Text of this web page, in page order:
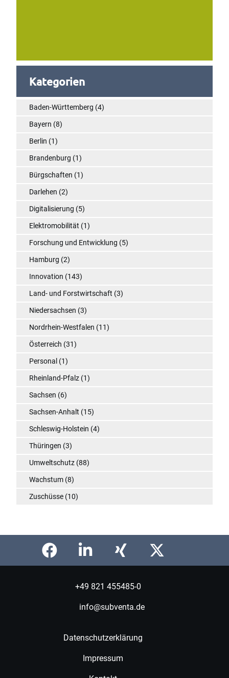
Kategorien
Baden-Württemberg (4)
Bayern (8)
Berlin (1)
Brandenburg (1)
Bürgschaften (1)
Darlehen (2)
Digitalisierung (5)
Elektromobilität (1)
Forschung und Entwicklung (5)
Hamburg (2)
Innovation (143)
Land- und Forstwirtschaft (3)
Niedersachsen (3)
Nordrhein-Westfalen (11)
Österreich (31)
Personal (1)
Rheinland-Pfalz (1)
Sachsen (6)
Sachsen-Anhalt (15)
Schleswig-Holstein (4)
Thüringen (3)
Umweltschutz (88)
Wachstum (8)
Zuschüsse (10)
+49 821 455485-0
info@subventa.de
Datenschutzerklärung
Impressum